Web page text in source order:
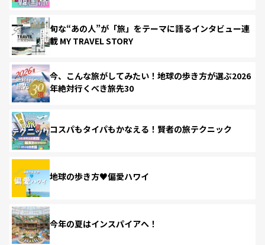
旬な“あの人”が「旅」をテーマに語るインタビュー連
載 MY TRAVEL STORY
今、こんな旅がしてみたい！地球の歩き方が選ぶ2026
年絶対行くべき旅先30
コスパもタイパもかなえる！賢者の旅テクニック
地球の歩き方♥偏愛ハワイ
今年の夏はインスパイアへ！